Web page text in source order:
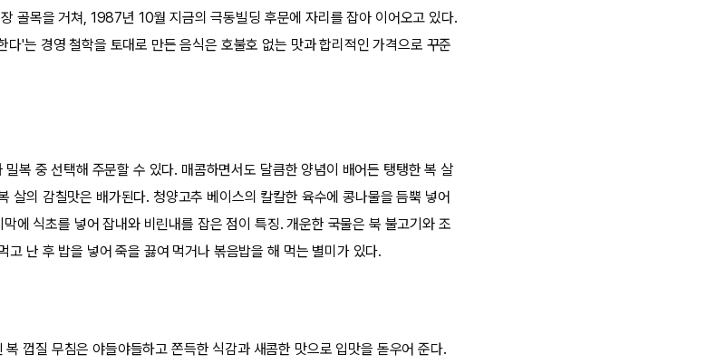
골목을 거쳐, 1987년 10월 지금의 극동빌딩 후문에 자리를 잡아 이어오고 있다.
다'는 경영 철학을 토대로 만든 음식은 호불호 없는 맛과 합리적인 가격으로 꾸준
밀복 중 선택해 주문할 수 있다. 매콤하면서도 달큼한 양념이 배어든 탱탱한 복 살
살의 감칠맛은 배가된다. 청양고추 베이스의 칼칼한 육수에 콩나물을 듬뿍 넣어
막에 식초를 넣어 잡내와 비린내를 잡은 점이 특징. 개운한 국물은 북 불고기와 조
고 난 후 밥을 넣어 죽을 끓여 먹거나 볶음밥을 해 먹는 별미가 있다.
껍질 무침은 야들야들하고 쫀득한 식감과 새콤한 맛으로 입맛을 돋우어 준다.